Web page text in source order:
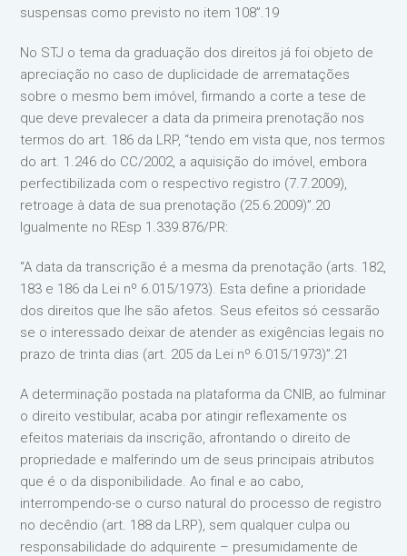
suspensas como previsto no item 108”.19
No STJ o tema da graduação dos direitos já foi objeto de
apreciação no caso de duplicidade de arrematações
sobre o mesmo bem imóvel, firmando a corte a tese de
que deve prevalecer a data da primeira prenotação nos
termos do art. 186 da LRP, “tendo em vista que, nos termos
do art. 1.246 do CC/2002, a aquisição do imóvel, embora
perfectibilizada com o respectivo registro (7.7.2009),
retroage à data de sua prenotação (25.6.2009)”.20
Igualmente no REsp 1.339.876/PR:
“A data da transcrição é a mesma da prenotação (arts. 182,
183 e 186 da Lei nº 6.015/1973). Esta define a prioridade
dos direitos que lhe são afetos. Seus efeitos só cessarão
se o interessado deixar de atender as exigências legais no
prazo de trinta dias (art. 205 da Lei nº 6.015/1973)”.21
A determinação postada na plataforma da CNIB, ao fulminar
o direito vestibular, acaba por atingir reflexamente os
efeitos materiais da inscrição, afrontando o direito de
propriedade e malferindo um de seus principais atributos
que é o da disponibilidade. Ao final e ao cabo,
interrompendo-se o curso natural do processo de registro
no decêndio (art. 188 da LRP), sem qualquer culpa ou
responsabilidade do adquirente – presumidamente de